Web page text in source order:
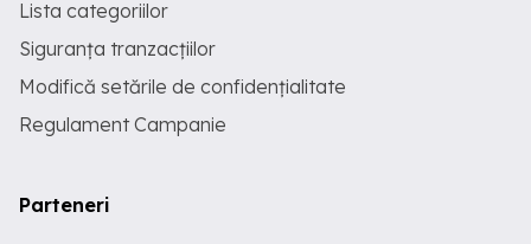
Lista categoriilor
Siguranța tranzacțiilor
Modifică setările de confidențialitate
Regulament Campanie
Parteneri